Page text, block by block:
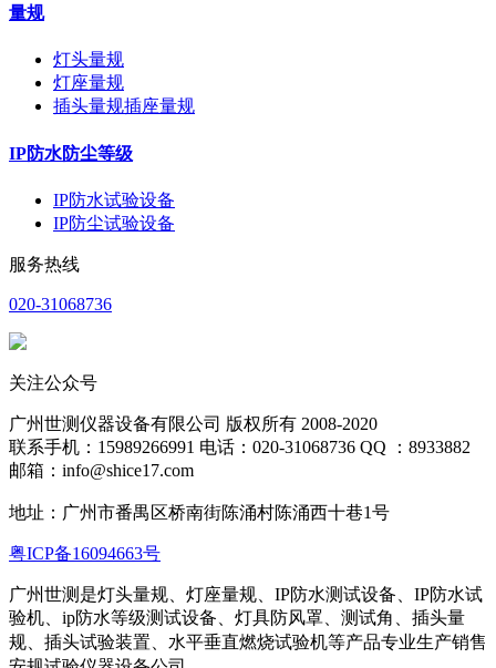
量规
灯头量规
灯座量规
插头量规插座量规
IP防水防尘等级
IP防水试验设备
IP防尘试验设备
服务热线
020-31068736
关注公众号
广州世测仪器设备有限公司 版权所有 2008-2020
联系手机：15989266991 电话：020-31068736 QQ ：8933882
邮箱：info@shice17.com
地址： 广州市番禺区桥南街陈涌村陈涌西十巷1号
粤ICP备16094663号
广州世测是灯头量规、灯座量规、IP防水测试设备、IP防水试
验机、ip防水等级测试设备、灯具防风罩、测试角、插头量
规、插头试验装置、水平垂直燃烧试验机等产品专业生产销售